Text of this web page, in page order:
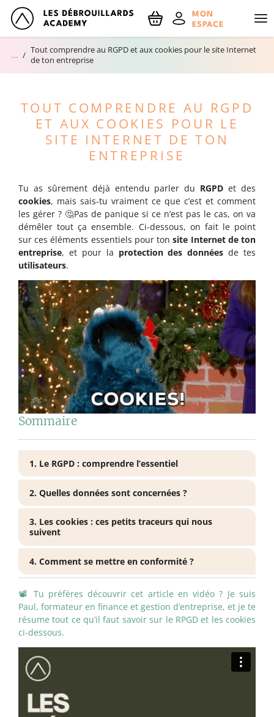
Accueil
Le blog
MON
ESPACE
Tout comprendre au RGPD et aux cookies pour le site Internet
de ton entreprise
TOUT COMPRENDRE AU RGPD
ET AUX COOKIES POUR LE
SITE INTERNET DE TON
ENTREPRISE
Tu as sûrement déjà entendu parler du RGPD et des
cookies, mais sais-tu vraiment ce que c’est et comment
les gérer ? 🤔Pas de panique si ce n’est pas le cas, on va
démêler tout ça ensemble. Ci-dessous, on fait le point
sur ces éléments essentiels pour tonsite Internet de ton
entreprise, et pour la protection des données de tes
utilisateurs.
Sommaire
1. Le RGPD : comprendre l’essentiel
2. Quelles données sont concernées ?
3. Les cookies : ces petits traceurs qui nous
suivent
4. Comment se mettre en conformité ?
📽️ Tu préfères découvrir cet article en vidéo ? Je suis
Paul, formateur en finance et gestion d’entreprise, et je te
résume tout ce qu’il faut savoir sur le RPGD et les cookies
ci-dessous.
NOM
EMAIL
En m'inscrivant, j'accepte le traitement de mes données personnelles
spécifié dans les mentions légales